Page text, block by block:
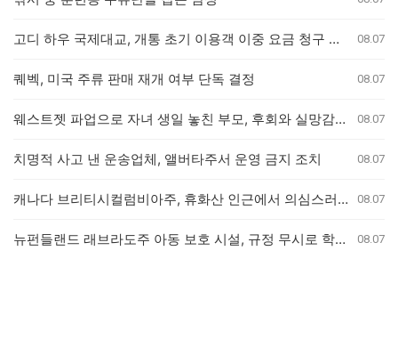
고디 하우 국제대교, 개통 초기 이용객 이중 요금 청구 의혹 제기 08.07
퀘벡, 미국 주류 판매 재개 여부 단독 결정 08.07
웨스트젯 파업으로 자녀 생일 놓친 부모, 후회와 실망감 호소 08.07
치명적 사고 낸 운송업체, 앨버타주서 운영 금지 조치 08.07
캐나다 브리티시컬럼비아주, 휴화산 인근에서 의심스러운 산불 잇따라 발생 08.07
뉴펀들랜드 래브라도주 아동 보호 시설, 규정 무시로 학대 사건 은폐 의혹 08.07